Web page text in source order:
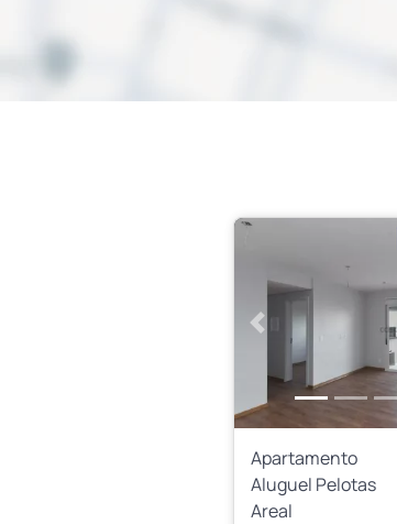
Anterior
Apartamento
Aluguel Pelotas
Areal